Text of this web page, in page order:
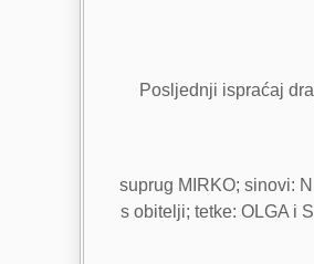
Posljednji ispraćaj
suprug MIRKO; sinovi:
s obitelji; tetke: OLGA i